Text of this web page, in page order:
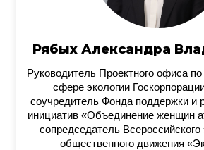
Рябых Александра
Руководитель Проектного офиса
сфере экологии
соучредитель Фонда поддержки и
инициатив «Объединение женщин
сопредседатель Всероссийского
общественного движения